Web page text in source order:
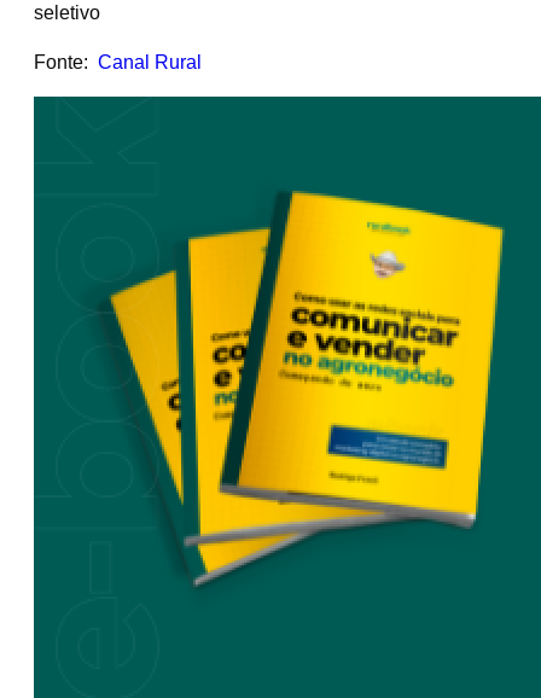
seletivo
Fonte: Canal Rural